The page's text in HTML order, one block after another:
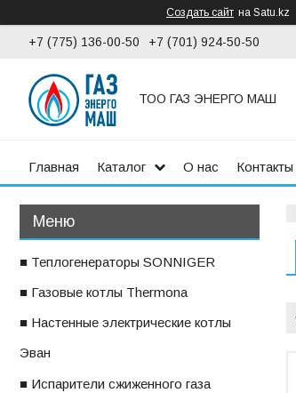
Создать сайт на Satu.kz
+7 (775) 136-00-50 +7 (701) 924-50-50
ТОО ГАЗ ЭНЕРГО МАШ
Главная Каталог О нас Контакты
■ Теплогенераторы SONNIGER
■ Газовые котлы Thermona
■ Настенные электрические котлы
ㅤЭван
■ Испарители сжиженного газа